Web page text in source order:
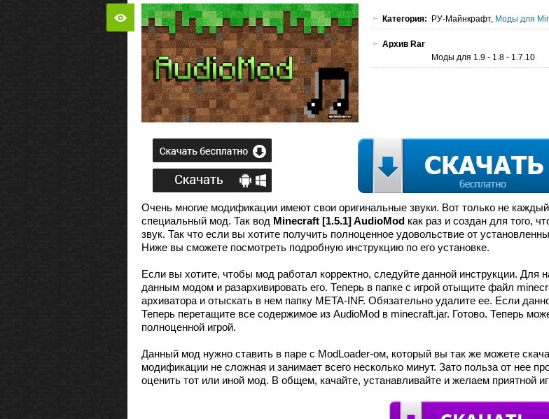
Категория: РУ-Майнкрафт, Моды для
Архив Rar
Моды для 1.9 - 1.8 - 1.7.10
Очень многие модификации имеют свои оригинальные звуки. Вот только не
специальный мод. Так вод Minecraft [1.5.1] AudioMod как раз и создан для того,
звук. Так что если вы хотите получить полноценное удовольствие от
Ниже вы сможете посмотреть подробную инструкцию по его установке.
Если вы хотите, чтобы мод работал корректно, следуйте данной инструкции. Для
данным модом и разархивировать его. Теперь в папке с игрой отыщите файл
архиватора и отыскать в нем папку META-INF. Обязательно удалите ее. Если
Теперь перетащите все содержимое из AudioMod в minecraft.jar. Готово. Теперь
полноценной игрой.
Данный мод нужно ставить в паре с ModLoader-ом, который вы так же можете
модификации не сложная и занимает всего несколько минут. Зато польза от нее
оценить тот или иной мод. В общем, качайте, устанавливайте и желаем приятной